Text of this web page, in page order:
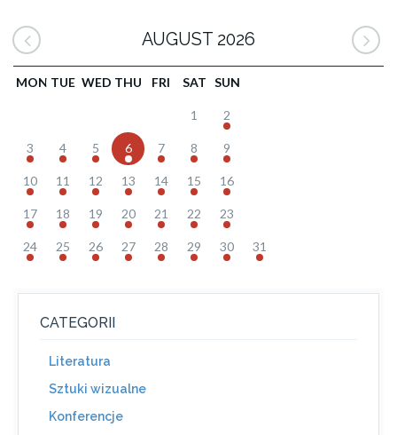
AUGUST 2026
MON TUE WED THU FRI SAT SUN
1 2
3 4 5 6 7 8 9
10 11 12 13 14 15 16
17 18 19 20 21 22 23
24 25 26 27 28 29 30 31
CATEGORII
Literatura
Sztuki wizualne
Konferencje